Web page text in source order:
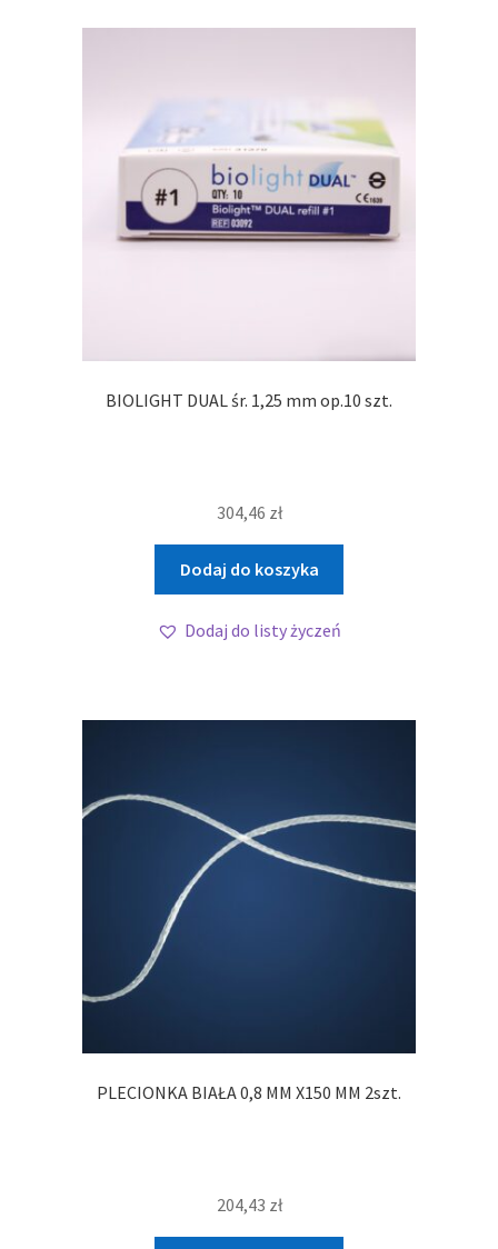
BIOLIGHT DUAL śr. 1,25 mm op.10 szt.
304,46 zł
Dodaj do koszyka
Dodaj do listy życzeń
PLECIONKA BIAŁA 0,8 MM X150 MM 2szt.
204,43 zł